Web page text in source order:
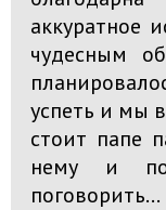
аккуратное
чудесным
успеть и мы
стоит папе
нему и
поговорить...